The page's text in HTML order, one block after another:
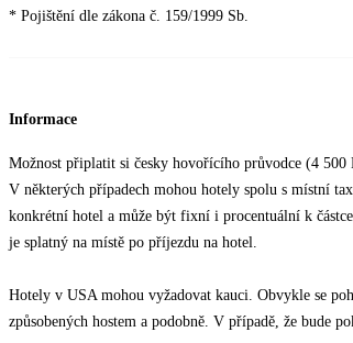
* Pojištění dle zákona č. 159/1999 Sb.
Informace
Možnost připlatit si česky hovořícího průvodce (4
V některých případech mohou hotely spolu s místní
konkrétní hotel a může být fixní i procentuální k
je splatný na místě po příjezdu na hotel.
Hotely v USA mohou vyžadovat kauci. Obvykle se
způsobených hostem a podobně. V případě, že bude